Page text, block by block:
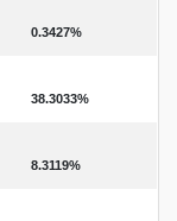
0.3427%
38.3033%
8.3119%